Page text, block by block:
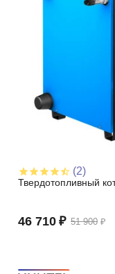
(2)
Твердотопливный
51 900 ₽
46 710 ₽